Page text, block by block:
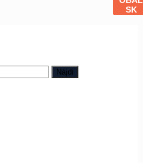
SK
SK
SK
SK